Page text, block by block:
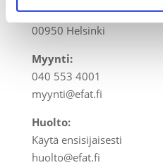
Linnavuorentie 28
00950 Helsinki
Myynti:
040 553 4001
myynti@efat.fi
Huolto:
Käytä ensisijaisesti
huolto@efat.fi